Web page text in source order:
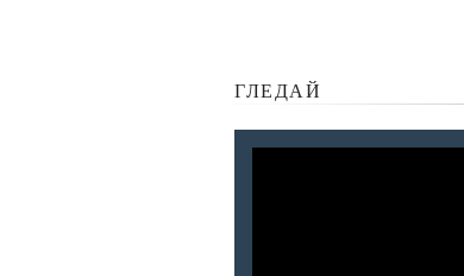
ГЛЕДАЙ